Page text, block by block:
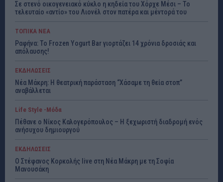
Σε στενό οικογενειακό κύκλο η κηδεία του Χόρχε Μέσι – Το
τελευταίο «αντίο» του Λιονέλ στον πατέρα και μέντορά του
ΤΟΠΙΚΑ ΝΕΑ
Ραφήνα: Το Frozen Yogurt Bar γιορτάζει 14 χρόνια δροσιάς και
απόλαυσης!
ΕΚΔΗΛΩΣΕΙΣ
Νέα Μάκρη: Η θεατρική παράσταση “Χάσαμε τη θεία στοπ”
αναβάλλεται
Life Style -Μόδα
Πέθανε ο Νίκος Καλογερόπουλος – Η ξεχωριστή διαδρομή ενός
ανήσυχου δημιουργού
ΕΚΔΗΛΩΣΕΙΣ
Ο Στέφανος Κορκολής live στη Νέα Μάκρη με τη Σοφία
Μανουσάκη